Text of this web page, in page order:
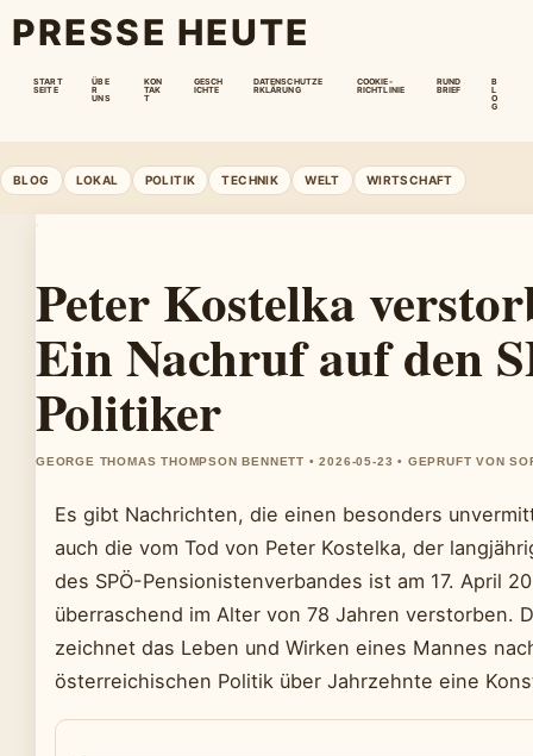
PRESSE HEUTE
START
SEITE
ÜBE
R
UNS
KON
TAK
T
GESCH
ICHTE
DATENSCHUTZE
RKLÄRUNG
COOKIE-
RICHTLINIE
RUND
BRIEF
B
L
O
G
BLOG LOKAL POLITIK TECHNIK WELT WIRTSCHAFT
Peter Kostelka
Ein Nachruf auf den
Politiker
GEORGE THOMAS THOMPSON BENNETT • 2026-05-23 • GEPRUFT VON
Es gibt Nachrichten, die einen besonders
auch die vom Tod von Peter Kostelka, der
des SPÖ-Pensionistenverbandes ist am 17. April
überraschend im Alter von 78 Jahren verstorben.
zeichnet das Leben und Wirken eines Mannes
österreichischen Politik über Jahrzehnte eine